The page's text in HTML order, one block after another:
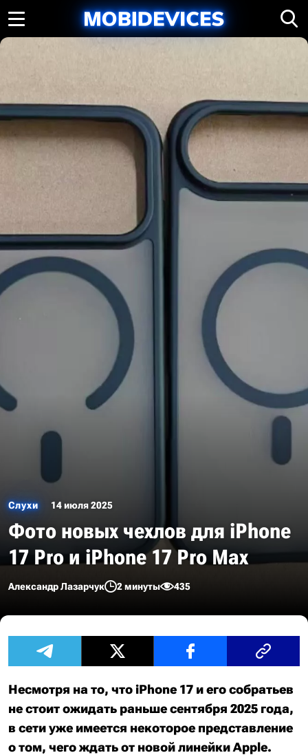
Слухи 14 июля 2025
Фото новых чехлов для iPhone
17 Pro и iPhone 17 Pro Max
Александр Лазарчук 2 минуты 435
Несмотря на то, что iPhone 17 и его собратьев
не стоит ожидать раньше сентября 2025 года,
в сети уже имеется некоторое представление
о том, чего ждать от новой линейки Apple.